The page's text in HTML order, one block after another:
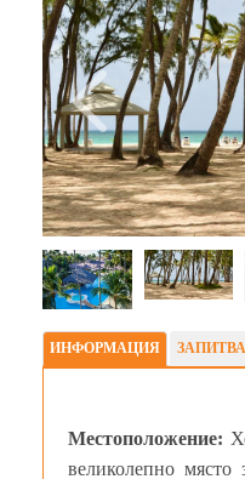
ИНФОРМАЦИЯ
Местоположение:
великолепно място